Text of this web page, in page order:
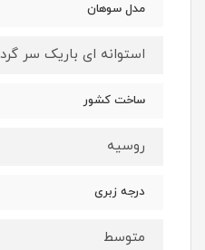
مدل سوهان
استوانه ای باریک سر گرد
ساخت کشور
روسیه
درجه زبری
متوسط